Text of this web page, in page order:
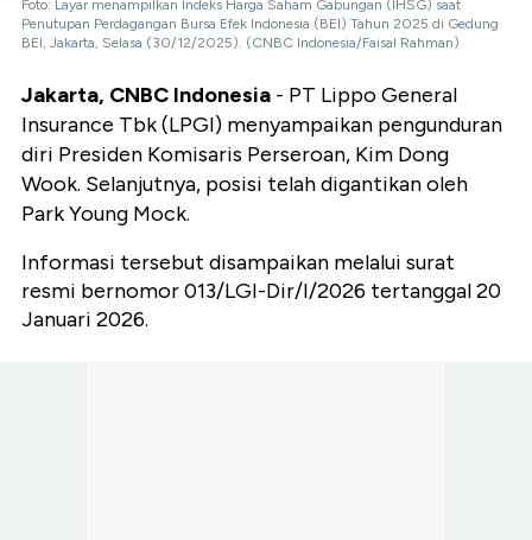
Foto: Layar menampilkan Indeks Harga Saham Gabungan (IHSG) saat
Penutupan Perdagangan Bursa Efek Indonesia (BEI) Tahun 2025 di Gedung
BEI, Jakarta, Selasa (30/12/2025). (CNBC Indonesia/Faisal Rahman)
Jakarta, CNBC Indonesia - PT Lippo General
Insurance Tbk (LPGI) menyampaikan pengunduran
diri Presiden Komisaris Perseroan, Kim Dong
Wook. Selanjutnya, posisi telah digantikan oleh
Park Young Mock.
Informasi tersebut disampaikan melalui surat
resmi bernomor 013/LGI-Dir/I/2026 tertanggal 20
Januari 2026.